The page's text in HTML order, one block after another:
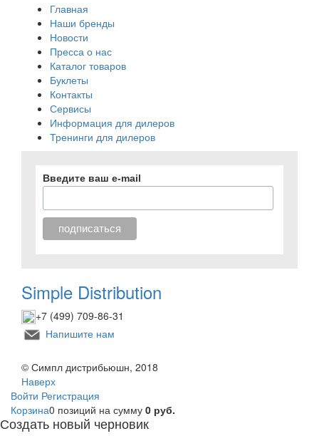
Главная
Наши бренды
Новости
Пресса о нас
Каталог товаров
Буклеты
Контакты
Сервисы
Информация для дилеров
Тренинги для дилеров
Введите ваш e-mail
Simple Distribution
+7 (499) 709-86-31
Напишите нам
© Симпл дистрибьюшн, 2018
Наверх
Войти Регистрация
Корзина0 позиций на сумму 0 руб.
Создать новый черновик